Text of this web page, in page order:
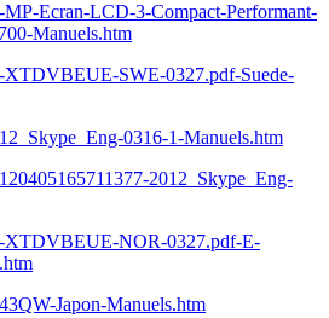
Ecran-LCD-3-Compact-Performant-
Manuels.htm
SWE-0327.pdf-Suede-
0316-1-Manuels.htm
2012_Skype_Eng-
XTDVBEUE-NOR-0327.pdf-E-
Japon-Manuels.htm